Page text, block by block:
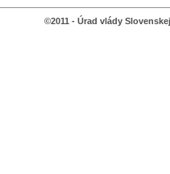
©2011 - Úrad vlády